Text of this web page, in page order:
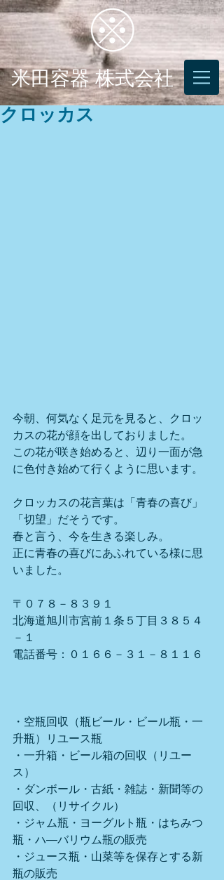
米田容器 株式会社
クロッカス
今朝、何気なく足元を見ると、クロッ
カスの花が顔を出しておりました。
この花が咲き始めると、辺り一面が急
に色付き始めて行くように思います。
クロッカスの花言葉は「青春の喜び」
「切望」だそうです。
春と言う、今を生きる楽しみ。
正に青春の喜びにあふれている様に思
いました。
〒０７８－８３９１
北海道旭川市宮前１条５丁目３８５４
－１
電話番号：０１６６－３１－８１１６
・空瓶回収（瓶ビール・ビール瓶・一
升瓶）リユース瓶
・一升箱・ビール箱の回収（リユー
ス）
・ダンボール・古紙・雑誌・新聞等の
回収、（リサイクル）
・ジャム瓶・ヨーグルト瓶・はちみつ
瓶・ハ―バリウム瓶の販売
・ジュース瓶・山菜等を保存とする新
瓶の販売